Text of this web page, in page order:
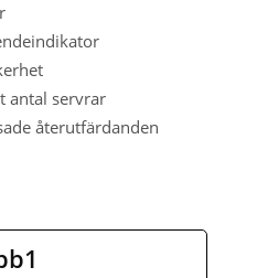
antal servrar
återutfärdanden